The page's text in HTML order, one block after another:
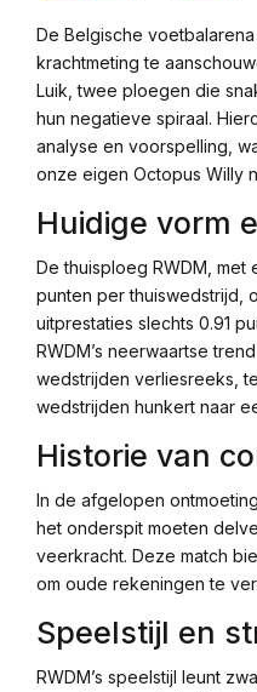
De Belgische
krachtmeting te
Luik, twee ploegen die
hun negatieve spiraal.
analyse en voorspelling,
onze eigen Octopus Willy
Huidige vorm
De thuisploeg RWDM, met
punten per thuiswedstrijd,
uitprestaties slechts 0.91
RWDM’s neerwaartse
wedstrijden verliesreeks,
wedstrijden hunkert naar
Historie van
In de afgelopen
het onderspit moeten
veerkracht. Deze match
om oude rekeningen te
Speelstijl en
RWDM’s speelstijl leunt